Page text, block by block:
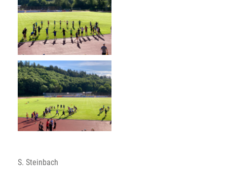
S. Steinbach